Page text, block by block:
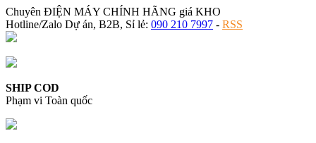
Chuyên ĐIỆN MÁY CHÍNH HÃNG giá KHO
Hotline/Zalo Dự án, B2B, Sỉ lẻ: 090 210 7997 - RSS
SHIP COD
Phạm vi Toàn quốc